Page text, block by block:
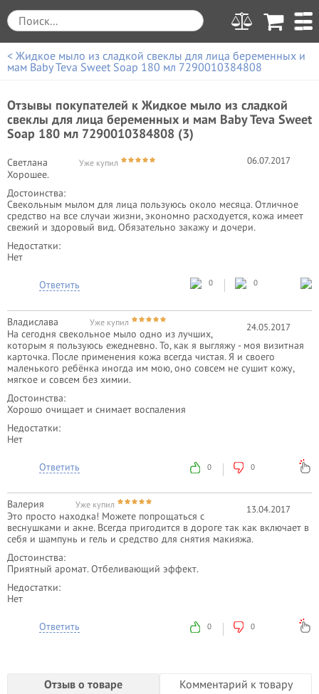
< Жидкое мыло из сладкой свеклы для лица беременных и
мам Baby Teva Sweet Soap 180 мл 7290010384808
Отзывы покупателей к Жидкое мыло из сладкой
свеклы для лица беременных и мам Baby Teva Sweet
Soap 180 мл 7290010384808 (3)
06.07.2017
Светлана Уже купил
Хорошее.
Достоинства:
Свекольным мылом для лица пользуюсь около месяца. Отличное
средство на все случаи жизни, экономно расходуется, кожа имеет
свежий и здоровый вид. Обязательно закажу и дочери.
Недостатки:
Нет
Ответить 0 0
24.05.2017
Владислава Уже купил
На сегодня свекольное мыло одно из лучших,
которым я пользуюсь ежедневно. То, как я выгляжу - моя визитная
карточка. После применения кожа всегда чистая. Я и своего
маленького ребёнка иногда им мою, оно совсем не сушит кожу,
мягкое и совсем без химии.
Достоинства:
Хорошо очищает и снимает воспаления
Недостатки:
Нет
Ответить 0 0
13.04.2017
Валерия Уже купил
Это просто находка! Можете попрощаться с
веснушками и акне. Всегда пригодится в дороге так как включает в
себя и шампунь и гель и средство для снятия макияжа.
Достоинства:
Приятный аромат. Отбеливающий эффект.
Недостатки:
Нет
Ответить 0 0
Отзыв о товаре Комментарий к товару